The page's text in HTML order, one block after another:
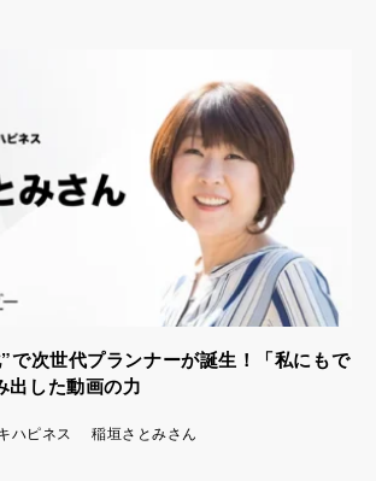
で次世代プランナーが誕生！「私にもで
出した動画の力
ハピネス 稲垣さとみさん